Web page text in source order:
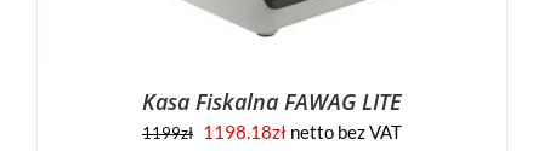
Kasa Fiskalna FAWAG LITE
1199zł 1198.18zł netto bez VAT